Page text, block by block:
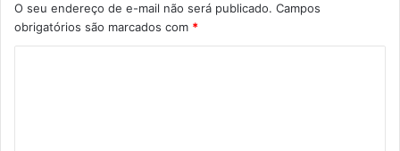
O seu endereço de e-mail não será publicado. Campos
obrigatórios são marcados com *